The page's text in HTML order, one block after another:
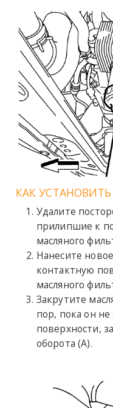
КАК
Удалите
прилипшие к
масляного
Нанесите
контактную
масляного
Закрутите
пор, пока он
поверхности,
оборота (A).